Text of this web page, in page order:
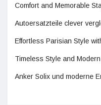
Comfort and Memorable
Autoersatzteile clever
Effortless Parisian Style
Timeless Style and
Anker Solix und moderne